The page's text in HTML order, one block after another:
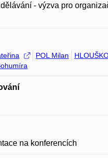
- výzva pro
POL Milan
na konferencích